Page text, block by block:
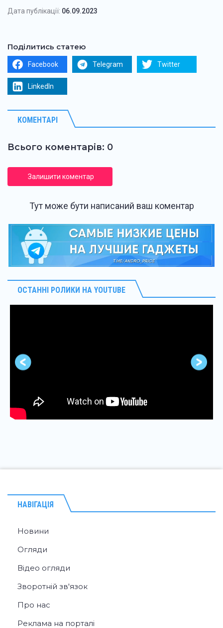
Дата публікації: 06.09.2023
Поділитись статею
Facebook Telegram Twitter
LinkedIn
КОМЕНТАРІ
Всього коментарів: 0
Залишити коментар
Тут може бути написаний ваш коментар
ОСТАННІ РОЛИКИ НА YOUTUBE
НАВІГАЦІЯ
Новини
Огляди
Відео огляди
Зворотній зв'язок
Про нас
Реклама на порталі